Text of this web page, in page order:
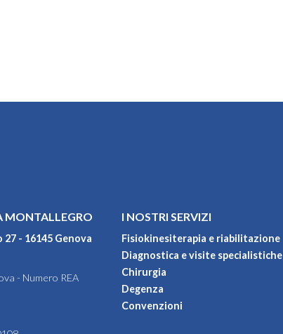
MONTALLEGRO
- 16145 Genova
- Numero REA
I NOSTRI SERVIZI
Fisiokinesiterapia e riabilitazione
Diagnostica e visite specialistiche
Chirurgia
Degenza
Convenzioni